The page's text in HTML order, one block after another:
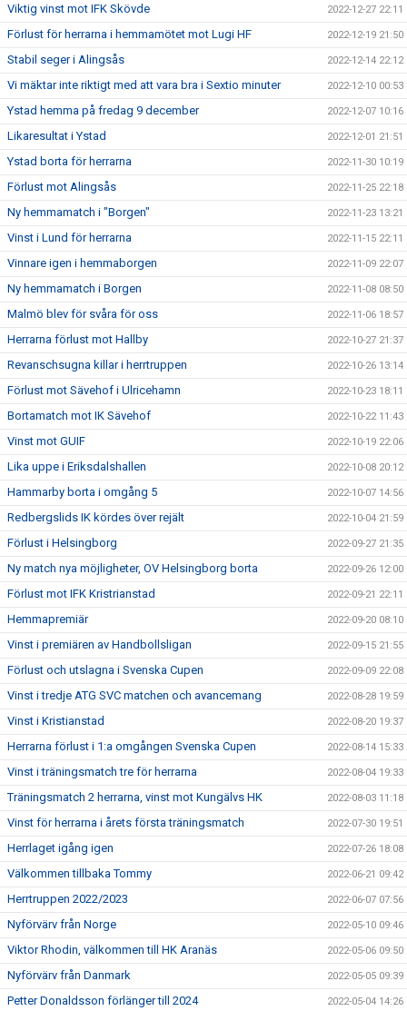
Viktig vinst mot IFK Skövde 2022-12-27 22:11
Förlust för herrarna i hemmamötet mot Lugi HF 2022-12-19 21:50
Stabil seger i Alingsås 2022-12-14 22:12
Vi mäktar inte riktigt med att vara bra i Sextio minuter 2022-12-10 00:53
Ystad hemma på fredag 9 december 2022-12-07 10:16
Likaresultat i Ystad 2022-12-01 21:51
Ystad borta för herrarna 2022-11-30 10:19
Förlust mot Alingsås 2022-11-25 22:18
Ny hemmamatch i "Borgen" 2022-11-23 13:21
Vinst i Lund för herrarna 2022-11-15 22:11
Vinnare igen i hemmaborgen 2022-11-09 22:07
Ny hemmamatch i Borgen 2022-11-08 08:50
Malmö blev för svåra för oss 2022-11-06 18:57
Herrarna förlust mot Hallby 2022-10-27 21:37
Revanschsugna killar i herrtruppen 2022-10-26 13:14
Förlust mot Sävehof i Ulricehamn 2022-10-23 18:11
Bortamatch mot IK Sävehof 2022-10-22 11:43
Vinst mot GUIF 2022-10-19 22:06
Lika uppe i Eriksdalshallen 2022-10-08 20:12
Hammarby borta i omgång 5 2022-10-07 14:56
Redbergslids IK kördes över rejält 2022-10-04 21:59
Förlust i Helsingborg 2022-09-27 21:35
Ny match nya möjligheter, OV Helsingborg borta 2022-09-26 12:00
Förlust mot IFK Kristrianstad 2022-09-21 22:11
Hemmapremiär 2022-09-20 08:10
Vinst i premiären av Handbollsligan 2022-09-15 21:55
Förlust och utslagna i Svenska Cupen 2022-09-09 22:08
Vinst i tredje ATG SVC matchen och avancemang 2022-08-28 19:59
Vinst i Kristianstad 2022-08-20 19:37
Herrarna förlust i 1:a omgången Svenska Cupen 2022-08-14 15:33
Vinst i träningsmatch tre för herrarna 2022-08-04 19:33
Träningsmatch 2 herrarna, vinst mot Kungälvs HK 2022-08-03 11:18
Vinst för herrarna i årets första träningsmatch 2022-07-30 19:51
Herrlaget igång igen 2022-07-26 18:08
Välkommen tillbaka Tommy 2022-06-21 09:42
Herrtruppen 2022/2023 2022-06-07 07:56
Nyförvärv från Norge 2022-05-10 09:46
Viktor Rhodin, välkommen till HK Aranäs 2022-05-06 09:50
Nyförvärv från Danmark 2022-05-05 09:39
Petter Donaldsson förlänger till 2024 2022-05-04 14:26